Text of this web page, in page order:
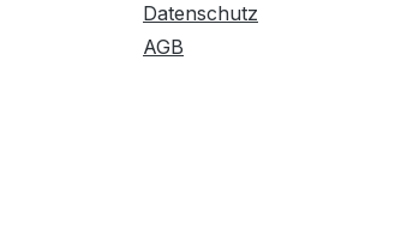
Datenschutz
AGB